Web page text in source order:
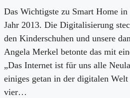
Das Wichtigste zu Smart Home
Jahr 2013. Die Digitalisierung
den Kinderschuhen und unsere
Angela Merkel betonte das mit
„Das Internet ist für uns alle
einiges getan in der digitalen
vier…